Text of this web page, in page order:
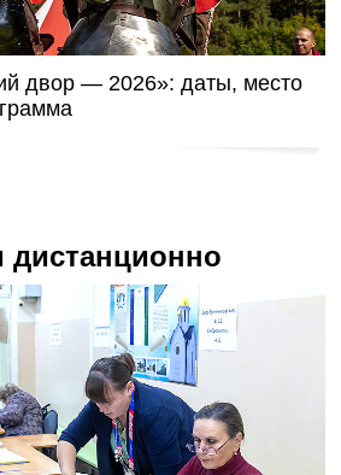
двор — 2026»: даты, место